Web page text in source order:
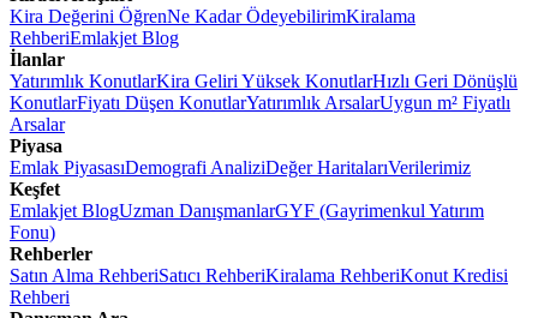
Kira Değerini ÖğrenNe Kadar ÖdeyebilirimKiralama
RehberiEmlakjet Blog
İlanlar
Yatırımlık KonutlarKira Geliri Yüksek KonutlarHızlı Geri Dönüşlü
KonutlarFiyatı Düşen KonutlarYatırımlık ArsalarUygun m² Fiyatlı
Arsalar
Piyasa
Emlak PiyasasıDemografi AnaliziDeğer HaritalarıVerilerimiz
Keşfet
Emlakjet BlogUzman DanışmanlarGYF (Gayrimenkul Yatırım
Fonu)
Rehberler
Satın Alma RehberiSatıcı RehberiKiralama RehberiKonut Kredisi
Rehberi